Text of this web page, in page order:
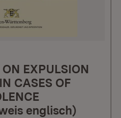
EXPULSION
CASES OF
englisch)